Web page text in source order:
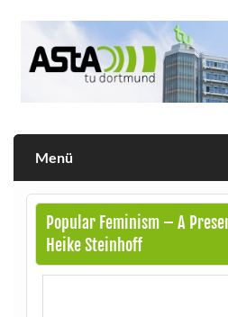
Menü
Popular Feminism – A
Heike Steinhoff